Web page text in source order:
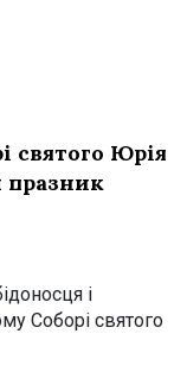
святого Юрія
празник
і
Соборі святого